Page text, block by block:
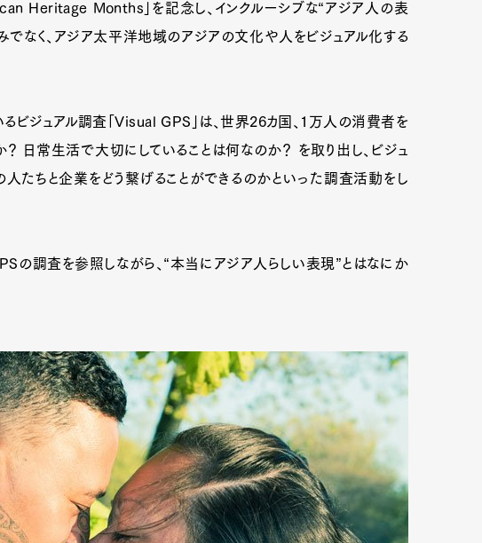
Heritage Months」を記念し、インクルーシブな“アジア人の表
なく、アジア太平洋地域のアジアの文化や人をビジュアル化する
ビジュアル調査「Visual GPS」は、世界26カ国、1万人の消費者を
日常生活で大切にしていることは何なのか？ を取り出し、ビジュ
たちと企業をどう繋げることができるのかといった調査活動をし
調査を参照しながら、“本当にアジア人らしい表現”とはなにか